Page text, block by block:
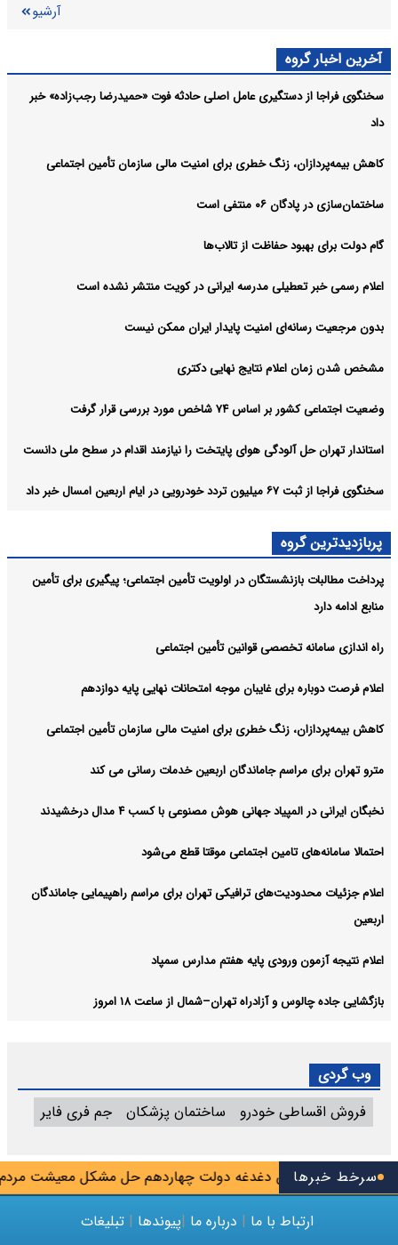
سرخط خبرها
مهم‌ترین دغدغه دولت چهاردهم حل مشکل معیشت مردم
آرشیو
آخرین اخبار گروه
سخنگوی فراجا از دستگیری عامل اصلی حادثه فوت «حمیدرضا رجب‌زاده» خبر
داد
کاهش بیمه‌پردازان، زنگ خطری برای امنیت مالی سازمان تأمین اجتماعی
ساختمان‌سازی در پادگان ۰۶ منتفی است
گام دولت برای بهبود حفاظت از تالاب‌ها
اعلام رسمی خبر تعطیلی مدرسه ایرانی در کویت منتشر نشده است
بدون مرجعیت رسانه‌ای امنیت پایدار ایران ممکن نیست
مشخص شدن زمان اعلام نتایج نهایی دکتری
وضعیت اجتماعی کشور بر اساس ۷۴ شاخص مورد بررسی قرار گرفت
استاندار تهران حل آلودگی هوای پایتخت را نیازمند اقدام در سطح ملی دانست
سخنگوی فراجا از ثبت ۶۷ میلیون تردد خودرویی در ایام اربعین امسال خبر داد
پربازدیدترین گروه
پرداخت مطالبات بازنشستگان در اولویت تأمین اجتماعی؛ پیگیری برای تأمین
منابع ادامه دارد
راه اندازی سامانه تخصصی قوانین تأمین اجتماعی
اعلام فرصت دوباره برای غایبان موجه امتحانات نهایی پایه دوازدهم
کاهش بیمه‌پردازان، زنگ خطری برای امنیت مالی سازمان تأمین اجتماعی
مترو تهران برای مراسم جاماندگان اربعین خدمات رسانی می کند
نخبگان ایرانی در المپیاد جهانی هوش مصنوعی با کسب ۴ مدال درخشیدند
احتمالا سامانه‌های تامین اجتماعی موقتا قطع می‌شود
اعلام جزئیات محدودیت‌های ترافیکی تهران برای مراسم راهپیمایی جاماندگان
اربعین
اعلام نتیجه آزمون ورودی پایه هفتم مدارس سمپاد
بازگشایی جاده چالوس و آزادراه تهران–شمال از ساعت ۱۸ امروز
وب گردی
فروش اقساطی خودرو
ساختمان پزشکان جم فری فایر
ارتباط با ما | درباره ما |پیوندها | تبلیغات